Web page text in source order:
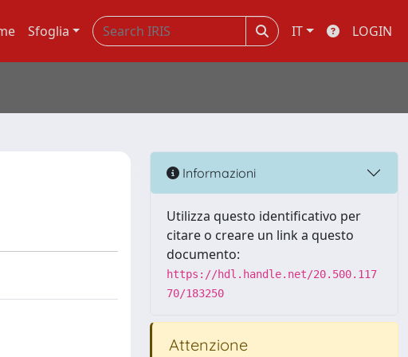
Sfoglia IT LOGIN
Informazioni
Utilizza questo identificativo per
citare o creare un link a questo
documento:
https://hdl.handle.net/20.500.117
70/183250
Attenzione